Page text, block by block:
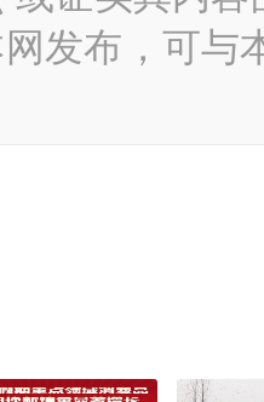
发布，可与